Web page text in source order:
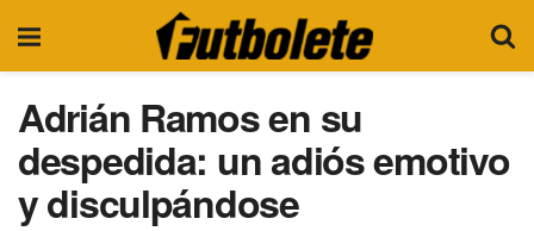
Adrián Ramos en su
despedida: un adiós emotivo
y disculpándose